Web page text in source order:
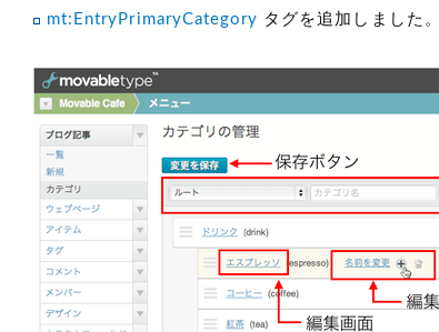
mt:EntryPrimaryCategory タグを追加しました。